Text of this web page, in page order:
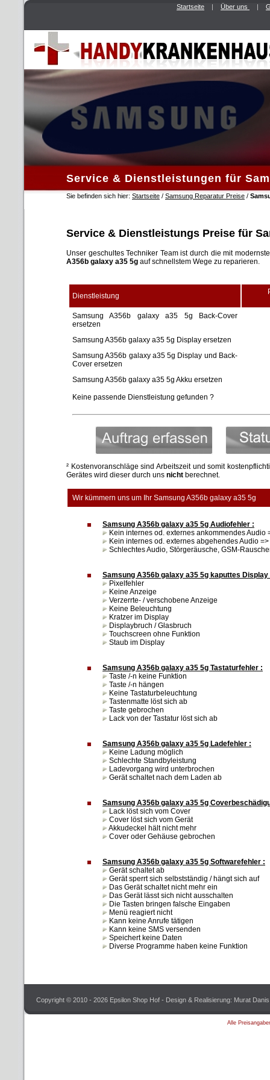
Startseite | Über uns |
Service & Dienstleistungen für
Sie befinden sich hier: Startseite / Samsung Reparatur Preise /
Service & Dienstleistungs Preise für
Unser geschultes Techniker Team ist durch die mit
A356b galaxy a35 5g auf schnellstem Wege zu reparieren.
Dienstleistung
Samsung A356b galaxy a35 5g Back-Cover
ersetzen
Samsung A356b galaxy a35 5g Display ersetzen
Samsung A356b galaxy a35 5g Display und Back-
Cover ersetzen
Samsung A356b galaxy a35 5g Akku ersetzen
Keine passende Dienstleistung gefunden ?
² Kostenvoranschläge sind Arbeitszeit und somit
Gerätes wird dieser durch uns nicht berechnet.
Wir kümmern uns um Ihr Samsung A356b galaxy a35 5g
Samsung A356b galaxy a35 5g Audiofehler :
Kein internes od. externes ankommendes Audio
Kein internes od. externes abgehendes Audio
Schlechtes Audio, Störgeräusche, GSM-
Samsung A356b galaxy a35 5g kaputtes Display
Pixelfehler
Keine Anzeige
Verzerrte- / verschobene Anzeige
Keine Beleuchtung
Kratzer im Display
Displaybruch / Glasbruch
Touchscreen ohne Funktion
Staub im Display
Samsung A356b galaxy a35 5g Tastaturfehler :
Taste /-n keine Funktion
Taste /-n hängen
Keine Tastaturbeleuchtung
Tastenmatte löst sich ab
Taste gebrochen
Lack von der Tastatur löst sich ab
Samsung A356b galaxy a35 5g Ladefehler :
Keine Ladung möglich
Schlechte Standbyleistung
Ladevorgang wird unterbrochen
Gerät schaltet nach dem Laden ab
Samsung A356b galaxy a35 5g
Lack löst sich vom Cover
Cover löst sich vom Gerät
Akkudeckel hält nicht mehr
Cover oder Gehäuse gebrochen
Samsung A356b galaxy a35 5g Softwarefehler :
Gerät schaltet ab
Gerät sperrt sich selbstständig / hängt sich auf
Das Gerät schaltet nicht mehr ein
Das Gerät lässt sich nicht ausschalten
Die Tasten bringen falsche Eingaben
Menü reagiert nicht
Kann keine Anrufe tätigen
Kann keine SMS versenden
Speichert keine Daten
Diverse Programme haben keine Funktion
Copyright © 2010 - 2026 Epsilon Shop Hof - Design & Realisierung: Murat Danis
Alle